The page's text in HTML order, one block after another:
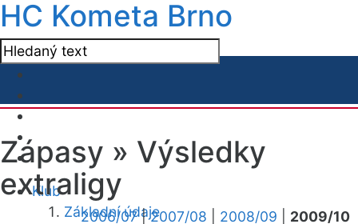
HC Kometa Brno
Klub
Základní údaje
Zápasy » Výsledky
extraligy
2006/07|2007/08 2008/09
2009/10